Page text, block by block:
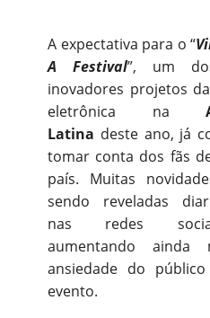
A expectativa para o “
A Festival”, um
inovadores projetos
eletrônica na
Latina deste ano, já
tomar conta dos fãs
país. Muitas
sendo reveladas
nas redes
aumentando ainda
ansiedade do
evento.